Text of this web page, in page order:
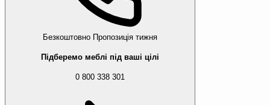
Безкоштовно Пропозиція тижня
Підберемо меблі під ваші цілі
0 800 338 301